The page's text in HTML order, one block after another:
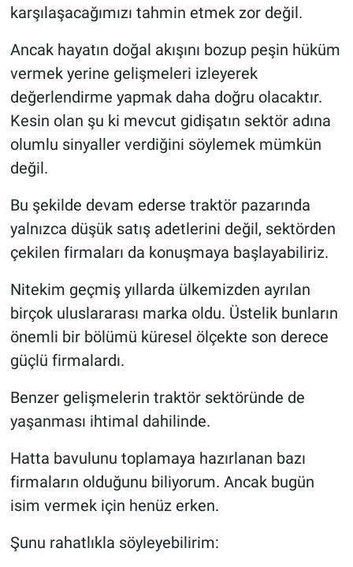
karşılaşacağımızı tahmin etmek zor değil.
Ancak hayatın doğal akışını bozup peşin hüküm
vermek yerine gelişmeleri izleyerek
değerlendirme yapmak daha doğru olacaktır.
Kesin olan şu ki mevcut gidişatın sektör adına
olumlu sinyaller verdiğini söylemek mümkün
değil.
Bu şekilde devam ederse traktör pazarında
yalnızca düşük satış adetlerini değil, sektörden
çekilen firmaları da konuşmaya başlayabiliriz.
Nitekim geçmiş yıllarda ülkemizden ayrılan
birçok uluslararası marka oldu. Üstelik bunların
önemli bir bölümü küresel ölçekte son derece
güçlü firmalardı.
Benzer gelişmelerin traktör sektöründe de
yaşanması ihtimal dahilinde.
Hatta bavulunu toplamaya hazırlanan bazı
firmaların olduğunu biliyorum. Ancak bugün
isim vermek için henüz erken.
Şunu rahatlıkla söyleyebilirim: